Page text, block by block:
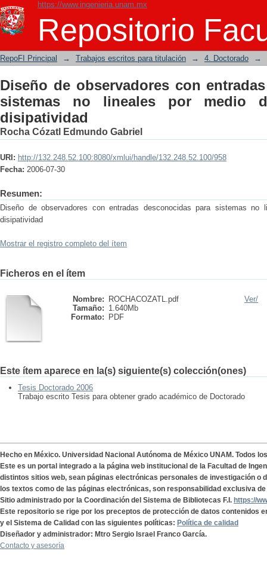
https://www.ingenieria.unam.mx
Repositorio
Diseño de observadores con
medio de propiedades de disipatividad
RepoFI Principal → Trabajos escritos para titulación → 4. Doctorado →
Diseño de observadores con
sistemas no lineales por medio
disipatividad
Rocha Cózatl Edmundo Gabriel
URI: http://132.248.52.100:8080/xmlui/handle/132.248.52.100/958
Fecha: 2006-07-30
Resumen:
Diseño de observadores con entradas desconocidas para sistemas no
disipatividad
Mostrar el registro completo del ítem
Ficheros en el ítem
Nombre:
ROCHACOZATL.pdf
Tamaño: 1.640Mb
Formato:
PDF
Ver/
Este ítem aparece en la(s) siguiente(s) colección(ones)
Tesis Doctorado 2006
Trabajo escrito Tesis para obtener grado académico de Doctorado
Hecho en México. Universidad Nacional Autónoma de México UNAM. Todos
Este es un portal integrado a la página web institucional de la Facultad de
distintos sitios web, sean páginas electrónicas personales de investigación o
los textos como de las páginas electrónicas, son responsabilidad exclusiva
Sitio administrado por la Coordinación del Sistema de Bibliotecas F.I. https://
Este repositorio se rige por los preceptos de protección de datos contenidos
y el Sistema de Calidad con las siguientes políticas: Política de calidad
Diseñador y administrador: Mtro Sergio Israel Franco García.
Contacto y asesoría